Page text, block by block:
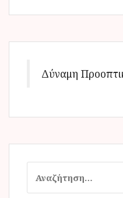
Δύναμη